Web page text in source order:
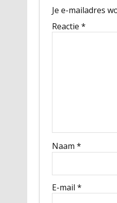
Je e-mailadres
Reactie *
Naam *
E-mail *